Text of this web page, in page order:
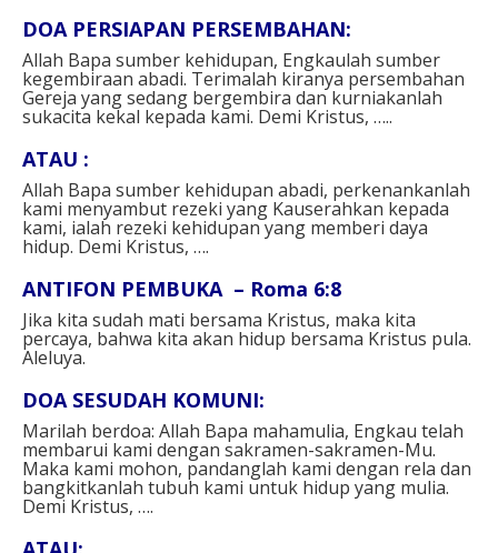
DOA PERSIAPAN PERSEMBAHAN⁣:
Allah Bapa sumber kehidupan, Engkaulah sumber
kegembiraan abadi. Terimalah kiranya persembahan
Gereja yang sedang bergembira dan kurniakanlah
sukacita kekal kepada kami. Demi Kristus, …..⁣
ATAU :⁣
Allah Bapa sumber kehidupan abadi, perkenankanlah
kami menyambut rezeki yang Kauserahkan kepada
kami, ialah rezeki kehidupan yang memberi daya
hidup. Demi Kristus, ….⁣⁣
ANTIFON PEMBUKA – Roma 6:8⁣
Jika kita sudah mati bersama Kristus, maka kita
percaya, bahwa kita akan hidup bersama Kristus pula.
Aleluya.⁣⁣
DOA SESUDAH KOMUNI⁣:
Marilah berdoa: Allah Bapa mahamulia, Engkau telah
membarui kami dengan sakramen-sakramen-Mu.
Maka kami mohon, pandanglah kami dengan rela dan
bangkitkanlah tubuh kami untuk hidup yang mulia.
Demi Kristus, ….⁣